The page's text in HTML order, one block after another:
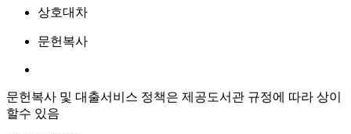
상호대차
문헌복사
문헌복사 및 대출서비스 정책은 제공도서관 규정에 따라 상이
할수 있음